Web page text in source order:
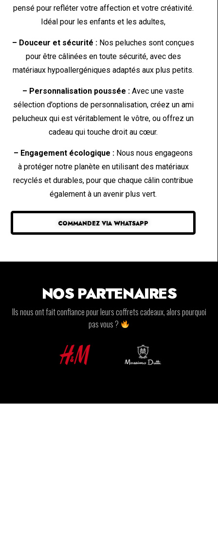
pensé pour refléter votre affection et votre créativité.
Idéal pour les enfants et les adultes,
– Douceur et sécurité : Nos peluches sont conçues
pour être câlinées en toute sécurité, avec des
matériaux hypoallergéniques adaptés aux plus petits.
– Personnalisation poussée : Avec une vaste
sélection d’options de personnalisation, créez un ami
pelucheux qui est véritablement le vôtre, ou offrez un
cadeau qui touche droit au cœur.
– Engagement écologique : Nous nous engageons
à protéger notre planète en utilisant des matériaux
recyclés et durables, pour que chaque câlin contribue
également à un avenir plus vert.
COMMANDEZ VIA WHATSAPP
NOS PARTENAIRES
Ils nous ont fait confiance pour leurs coffrets cadeaux, alors pourquoi
pas vous ?